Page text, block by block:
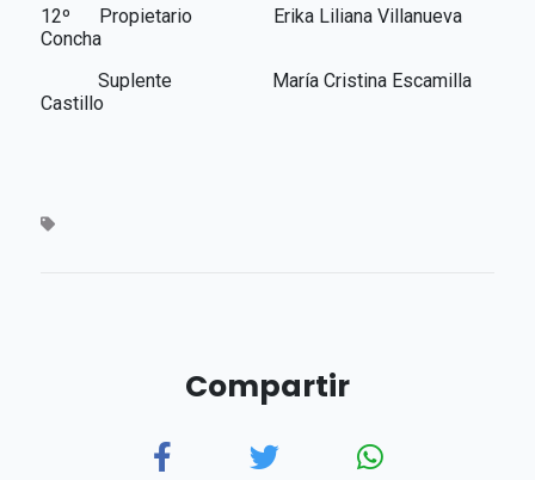
12º Propietario Erika Liliana Villanueva
Concha
Suplente
María Cristina Escamilla
Castillo
Compartir